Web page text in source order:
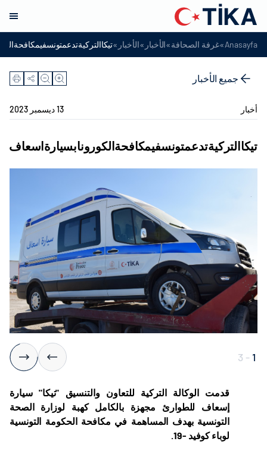
Anasayfa
»غرفة الصحافة»الأخبار »الأخبار »
جميع الأخبار
أخبار 13 ديسمبر 2023
تيكاالتركيةتدعمتونسفيمكافحةالكورونابسيارةاسعاف
1
-
3
قدمت الوكالة التركية للتعاون والتنسيق "تيكا" سيارة
إسعاف للطوارئ مجهزة بالكامل كهبة لوزارة الصحة
التونسية بهدف المساهمة في مكافحة الحكومة التونسية
لوباء كوفيد -19.